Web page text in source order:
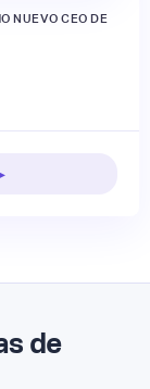
NUEVO CEO DE
de